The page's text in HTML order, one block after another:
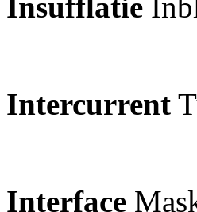
Intercurrent
Interface